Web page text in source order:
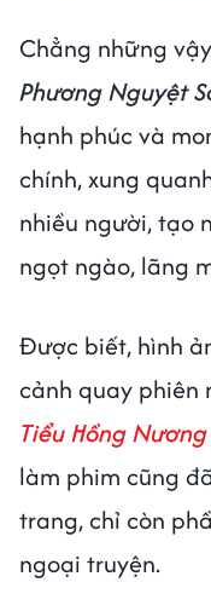
Chẳng những
Phương Nguyệt
hạnh phúc và
chính, xung
nhiều người, tạo
ngọt ngào, lãng
Được biết, hình
cảnh quay phiên
Tiểu Hồng Nương
làm phim cũng
trang, chỉ còn
ngoại truyện.